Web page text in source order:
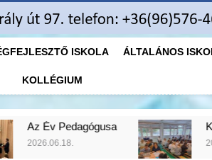
ISKOLA ÁLTALÁNOS
KOLLÉGIUM
Koncert az iskolában